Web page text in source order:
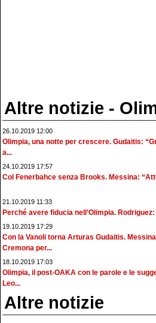
Altre notizie -
26.10.2019 12:00
Olimpia, una notte per crescere. Gudaitis:
a...
24.10.2019 17:57
Col Fenerbahce senza Brooks. Messina:
21.10.2019 11:33
Perché avere fiducia nell’Olimpia.
19.10.2019 17:29
Con la Vanoli torna Arturas Gudaitis.
Cremona per...
18.10.2019 17:03
Olimpia, il post-OAKA con le parole e le
Leo...
Altre notizie